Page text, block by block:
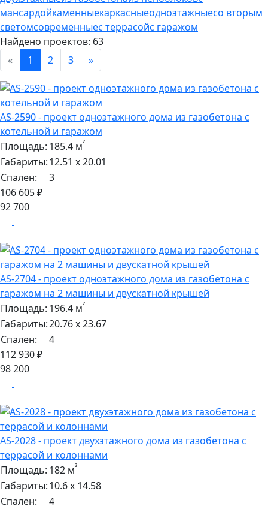
мансардойкаменныекаркасныеодноэтажныесо вторым
светомсовременныес террасойс гаражом
Найдено проектов: 63
«
1 2 3 »
AS-2590 - проект одноэтажного дома из газобетона с
котельной и гаражом
Площадь: 185.4 м²
Габариты:12.51 х 20.01
Спален:
3
106 605 ₽
92 700
AS-2704 - проект одноэтажного дома из газобетона с
гаражом на 2 машины и двускатной крышей
Площадь: 196.4 м²
Габариты:20.76 х 23.67
Спален:
4
112 930 ₽
98 200
AS-2028 - проект двухэтажного дома из газобетона с
террасой и колоннами
Площадь: 182 м²
Габариты:10.6 х 14.58
Спален:
4